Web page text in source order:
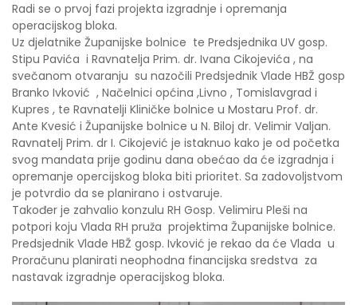
Radi se o prvoj fazi projekta izgradnje i opremanja
operacijskog bloka.
Uz djelatnike Županijske bolnice te Predsjednika UV gosp.
Stipu Pavića i Ravnatelja Prim. dr. Ivana Cikojevića , na
svečanom otvaranju su nazočili Predsjednik Vlade HBŽ gosp
Branko Ivković , Načelnici općina ,Livno , Tomislavgrad i
Kupres , te Ravnatelji Kliničke bolnice u Mostaru Prof. dr.
Ante Kvesić i Županijske bolnice u N. Biloj dr. Velimir Valjan.
Ravnatelj Prim. dr I. Cikojević je istaknuo kako je od početka
svog mandata prije godinu dana obećao da će izgradnja i
opremanje opercijskog bloka biti prioritet. Sa zadovoljstvom
je potvrdio da se planirano i ostvaruje.
Također je zahvalio konzulu RH Gosp. Velimiru Pleši na
potpori koju Vlada RH pruža projektima Županijske bolnice.
Predsjednik Vlade HBŽ gosp. Ivković je rekao da će Vlada u
Proračunu planirati neophodna financijska sredstva za
nastavak izgradnje operacijskog bloka.